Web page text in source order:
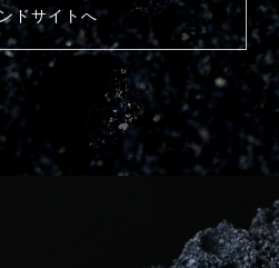
ドサイトへ